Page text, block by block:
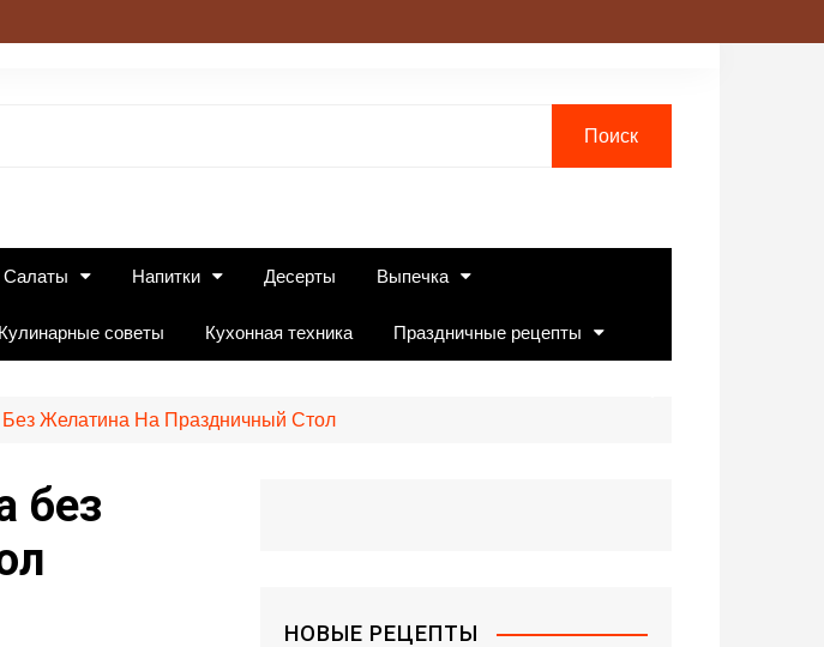
Салаты Напитки Десерты Выпечка
Кулинарные советы Кухонная техника Праздничные рецепты
Желатина На Праздничный Стол
без
НОВЫЕ РЕЦЕПТЫ